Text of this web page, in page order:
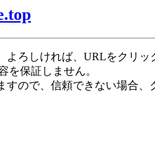
よろしければ、URLをクリ
を保証しません。
すので、信頼できない場合、